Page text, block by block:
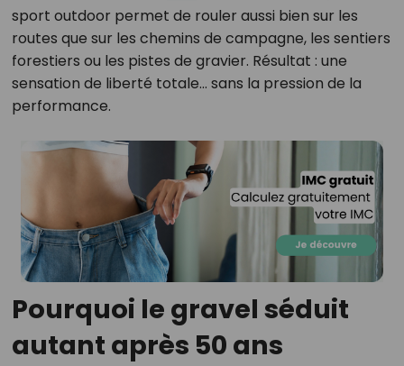
sport outdoor permet de rouler aussi bien sur les
routes que sur les chemins de campagne, les sentiers
forestiers ou les pistes de gravier. Résultat : une
sensation de liberté totale… sans la pression de la
performance.
Pourquoi le gravel séduit
autant après 50 ans